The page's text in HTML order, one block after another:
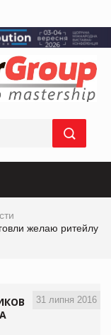
желаю ритейлу
31 липня 2016